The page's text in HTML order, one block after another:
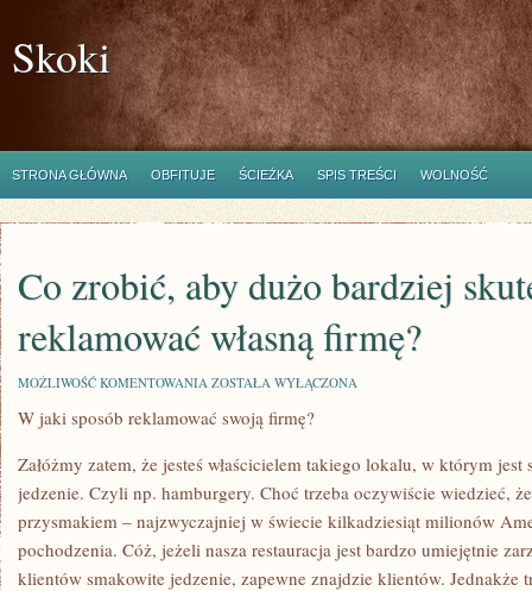
Skoki
STRONA GŁÓWNA OBFITUJE ŚCIEŻKA SPIS TREŚCI WOLNOŚĆ
Co zrobić, aby dużo bardziej
reklamować własną firmę?
MOŻLIWOŚĆ KOMENTOWANIA CO
ABY
SKUTECZNIE
REKLAMOWAĆ
WŁASNĄ
FIRMĘ?
ZOSTAŁA WYŁĄCZONA
W jaki sposób reklamować swoją firmę?
Załóżmy zatem, że jesteś właścicielem takiego lokalu, w którym jest
jedzenie. Czyli np. hamburgery. Choć trzeba oczywiście wiedzieć,
przysmakiem – najzwyczajniej w świecie kilkadziesiąt milionów
pochodzenia. Cóż, jeżeli nasza restauracja jest bardzo umiejętnie
klientów smakowite jedzenie, zapewne znajdzie klientów. Jednakże